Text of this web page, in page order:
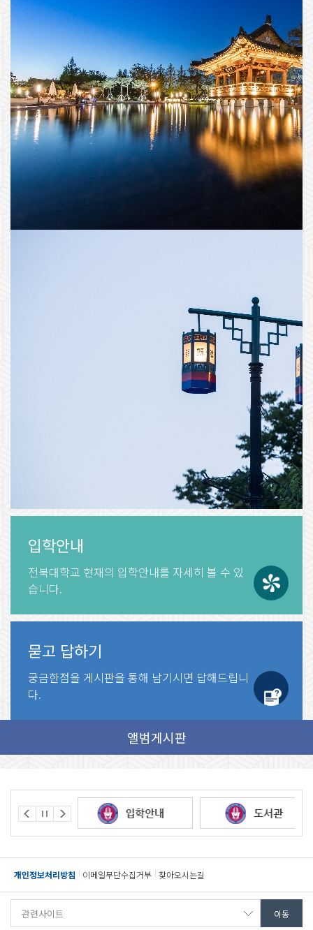
입학안내
전북대학교 현재의 입학안내를 자세히 볼 수 있
습니다.
묻고 답하기
궁금한점을 게시판을 통해 남기시면 답해드립니
다.
개인정보처리방침 이메일무단수집거부 찾아오시는길